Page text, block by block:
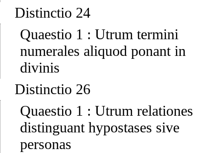
Distinctio 24
Quaestio 1 : Utrum termini
numerales aliquod ponant in
divinis
Distinctio 26
Quaestio 1 : Utrum relationes
distinguant hypostases sive
personas